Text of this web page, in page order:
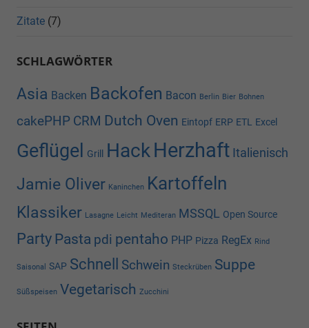
Zitate (7)
SCHLAGWÖRTER
Asia Backen Backofen Bacon Berlin Bier Bohnen
cakePHP CRM Dutch Oven Eintopf ERP ETL Excel
Geflügel Grill Hack Herzhaft Italienisch
Jamie Oliver Kaninchen Kartoffeln
Klassiker Lasagne Leicht Mediteran MSSQL Open Source
Party Pasta pdi pentaho PHP Pizza RegEx Rind
Saisonal SAP Schnell Schwein Steckrüben Suppe
Süßspeisen Vegetarisch Zucchini